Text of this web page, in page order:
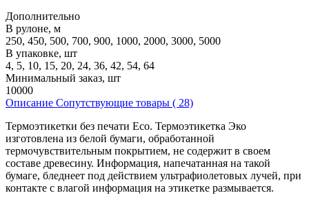
Дополнительно
В рулоне, м
250, 450, 500, 700, 900, 1000, 2000, 3000, 5000
В упаковке, шт
4, 5, 10, 15, 20, 24, 36, 42, 54, 64
Минимальный заказ, шт
10000
Описание Сопутствующие товары ( 28)
Термоэтикетки без печати Eco. Термоэтикетка Эко
изготовлена из белой бумаги, обработанной
термочувствительным покрытием, не содержит в своем
составе древесину. Информация, напечатанная на такой
бумаге, бледнеет под действием ультрафиолетовых лучей, при
контакте с влагой информация на этикетке размывается.